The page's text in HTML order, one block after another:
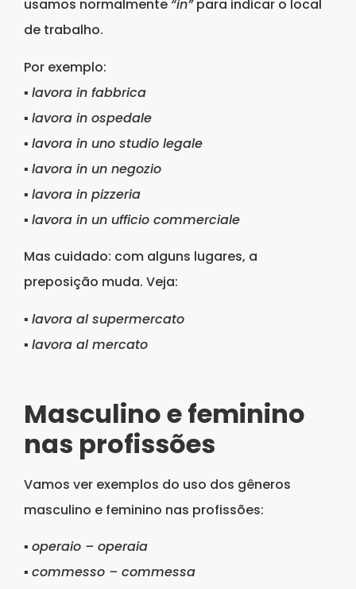
usamos normalmente “in”para indicar o local
de trabalho.
Por exemplo:
▪ lavora in fabbrica
▪ lavora in ospedale
▪ lavora in uno studio legale
▪ lavora in un negozio
▪ lavora in pizzeria
▪ lavora in un ufficio commerciale
Mas cuidado: com alguns lugares, a
preposição muda. Veja:
▪ lavora al supermercato
▪ lavora al mercato
Masculino e feminino
nas profissões
Vamos ver exemplos do uso dos gêneros
masculino e feminino nas profissões:
▪ operaio – operaia
▪ commesso – commessa